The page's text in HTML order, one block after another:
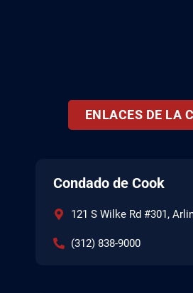
ENLACES DE LA
Condado de Cook
121 S Wilke Rd #301,
(312) 838-9000